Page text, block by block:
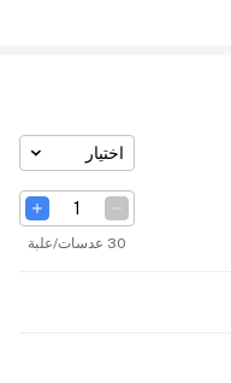
اختيار
30 عدسات/علبة